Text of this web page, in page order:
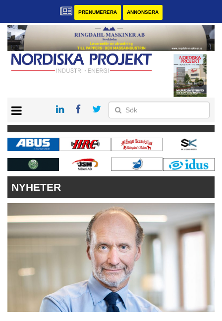
PRENUMERERA ANNONSERA
KONTAKT
VÅRA ANDRA MAGASIN
PRENUMERERA
ANNONSERA
NYHETER